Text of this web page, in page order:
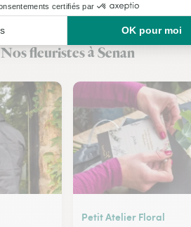
Nos fleuristes à Senan
Petit Atelier Floral